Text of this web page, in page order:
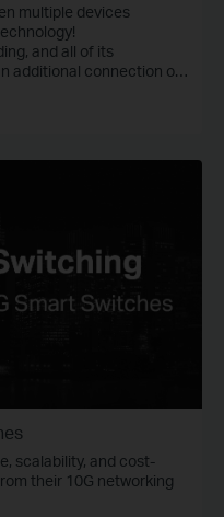
multiple devices
and all of its
additional connection on
scalability, and cost-
their 10G networking